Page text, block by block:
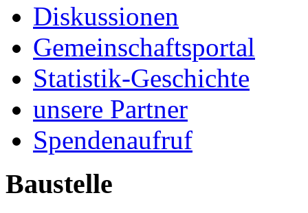
Diskussionen
Gemeinschaftsportal
Statistik-Geschichte
unsere Partner
Spendenaufruf
Baustelle